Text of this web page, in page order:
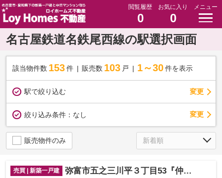
閲覧履歴
0
お気に入り
0
メニュー
名古屋鉄道名鉄尾西線の駅選択画面
該当物件数 153件 販売数 103 戸 1～30 件を表示
駅で絞り込む 変更
絞り込み条件： なし 変更
販売物件のみ
売買 | 新築一戸建 弥富市五之三川平３丁目53『仲介料無料』新築戸建て